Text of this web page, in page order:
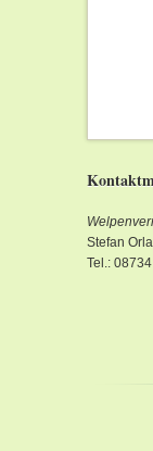
Stefan
Tel.: